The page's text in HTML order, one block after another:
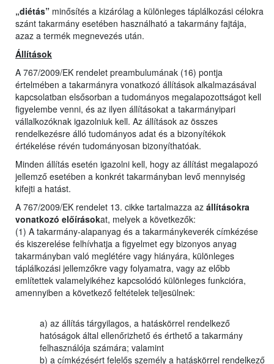
„diétás” minősítés a kizárólag a különleges táplálkozási célokra
szánt takarmány esetében használható a takarmány fajtája,
azaz a termék megnevezés után.
Állítások
A 767/2009/EK rendelet preambulumának (16) pontja
értelmében a takarmányra vonatkozó állítások alkalmazásával
kapcsolatban elsősorban a tudományos megalapozottságot kell
figyelembe venni, és az ilyen állításokat a takarmányipari
vállalkozóknak igazolniuk kell. Az állítások az összes
rendelkezésre álló tudományos adat és a bizonyítékok
értékelése révén tudományosan bizonyíthatóak.
Minden állítás esetén igazolni kell, hogy az állítást megalapozó
jellemző esetében a konkrét takarmányban levő mennyiség
kifejti a hatást.
A 767/2009/EK rendelet 13. cikke tartalmazza az állításokra
vonatkozó előírásokat, melyek a következők:
(1) A takarmány-alapanyag és a takarmánykeverék címkézése
és kiszerelése felhívhatja a figyelmet egy bizonyos anyag
takarmányban való meglétére vagy hiányára, különleges
táplálkozási jellemzőkre vagy folyamatra, vagy az előbb
említettek valamelyikéhez kapcsolódó különleges funkcióra,
amennyiben a következő feltételek teljesülnek:
a) az állítás tárgyilagos, a hatáskörrel rendelkező
hatóságok által ellenőrizhető és érthető a takarmány
felhasználója számára; valamint
b) a címkézésért felelős személy a hatáskörrel rendelkező